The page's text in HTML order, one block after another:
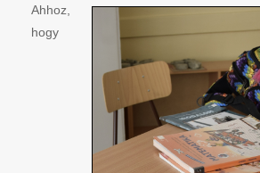
Ahhoz,
hogy